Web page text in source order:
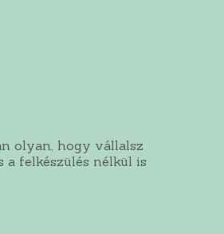
olyan, hogy vállalsz
a felkészülés nélkül is